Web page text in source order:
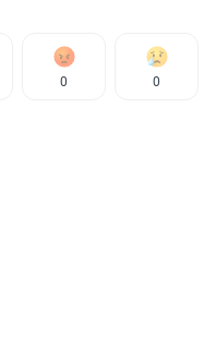
0 0